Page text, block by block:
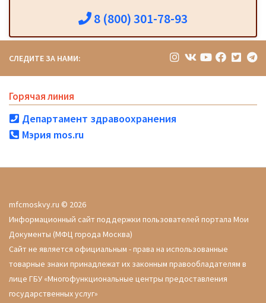
8 (800) 301-78-93
СЛЕДИТЕ ЗА НАМИ:
Горячая линия
Департамент здравоохранения
Мэрия mos.ru
mfcmoskvy.ru © 2026
Информационный сайт поддержки пользователей портала Мои
Документы (МФЦ города Москва)
Сайт не является официальным - права на использованные
товарные знаки принадлежат их законным правообладателям в
лице ГБУ «Многофункциональные центры предоставления
государственных услуг»